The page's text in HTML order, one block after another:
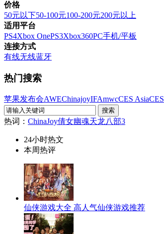
价格
50元以下50-100元100-200元200元以上
适用平台
PS4Xbox OnePS3Xbox360PC手机/平板
连接方式
有线无线蓝牙
热门搜索
苹果发布会AWEChinajoyIFAmwcCES AsiaCES
热词： ChinaJoy倩女幽魂天龙八部3
24小时热文
本周热评
仙侠游戏大全 高人气仙侠游戏推荐